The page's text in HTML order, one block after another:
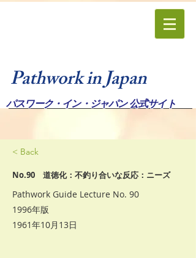
Pathwork in Japan
パスワーク・イン・ジャパン 公式サイト
< Back
No.90 道徳化：不釣り合いな反応：ニーズ
Pathwork Guide Lecture No. 90
1996年版
1961年10月13日